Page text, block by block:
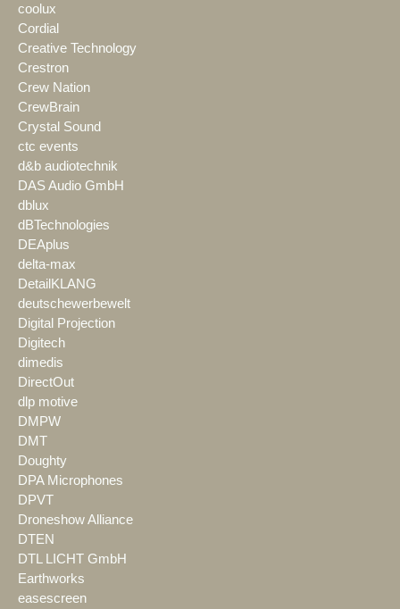
coolux
Cordial
Creative Technology
Crestron
Crew Nation
CrewBrain
Crystal Sound
ctc events
d&b audiotechnik
DAS Audio GmbH
dblux
dBTechnologies
DEAplus
delta-max
DetailKLANG
deutschewerbewelt
Digital Projection
Digitech
dimedis
DirectOut
dlp motive
DMPW
DMT
Doughty
DPA Microphones
DPVT
Droneshow Alliance
DTEN
DTL LICHT GmbH
Earthworks
easescreen